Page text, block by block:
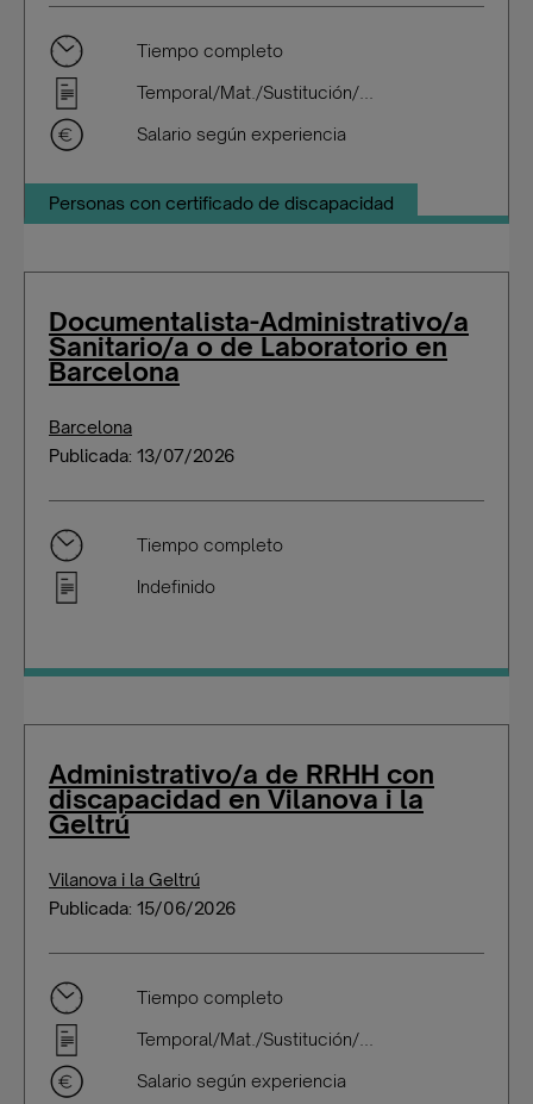
Tiempo completo
Temporal/Mat./Sustitución/...
Salario según experiencia
Personas con certificado de discapacidad
Documentalista-Administrativo/a
Sanitario/a o de Laboratorio en
Barcelona
Barcelona
Publicada: 13/07/2026
Tiempo completo
Indefinido
Administrativo/a de RRHH con
discapacidad en Vilanova i la
Geltrú
Vilanova i la Geltrú
Publicada: 15/06/2026
Tiempo completo
Temporal/Mat./Sustitución/...
Salario según experiencia